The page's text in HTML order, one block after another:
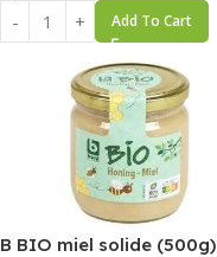
Add To Cart
B BIO miel solide (500g)